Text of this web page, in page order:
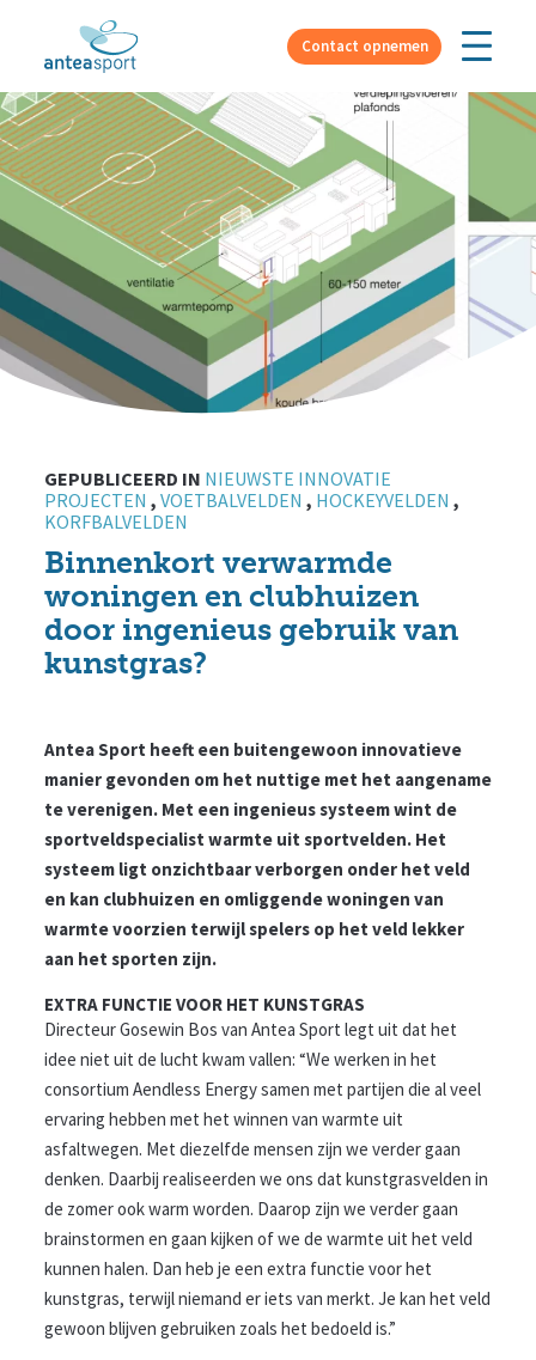
Contact opnemen
GEPUBLICEERD IN NIEUWSTE INNOVATIE
PROJECTEN , VOETBALVELDEN , HOCKEYVELDEN ,
KORFBALVELDEN
Binnenkort verwarmde
woningen en clubhuizen
door ingenieus gebruik van
kunstgras?
Antea Sport heeft een buitengewoon innovatieve
manier gevonden om het nuttige met het aangename
te verenigen. Met een ingenieus systeem wint de
sportveldspecialist warmte uit sportvelden. Het
systeem ligt onzichtbaar verborgen onder het veld
en kan clubhuizen en omliggende woningen van
warmte voorzien terwijl spelers op het veld lekker
aan het sporten zijn.
EXTRA FUNCTIE VOOR HET KUNSTGRAS
Directeur Gosewin Bos van Antea Sport legt uit dat het
idee niet uit de lucht kwam vallen: “We werken in het
consortium Aendless Energy samen met partijen die al veel
ervaring hebben met het winnen van warmte uit
asfaltwegen. Met diezelfde mensen zijn we verder gaan
denken. Daarbij realiseerden we ons dat kunstgrasvelden in
de zomer ook warm worden. Daarop zijn we verder gaan
brainstormen en gaan kijken of we de warmte uit het veld
kunnen halen. Dan heb je een extra functie voor het
kunstgras, terwijl niemand er iets van merkt. Je kan het veld
gewoon blijven gebruiken zoals het bedoeld is.”